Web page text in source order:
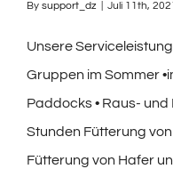
By support_dz Juli 11th,
Unsere
Gruppen im Sommer
Paddocks • Raus-
Stunden Fütterung
Fütterung von Hafer